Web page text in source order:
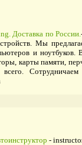
Доставка по России.
Мы
и
карты памяти,
-